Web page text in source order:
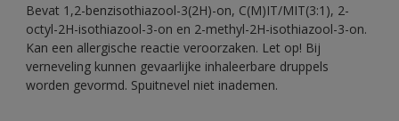
Bevat 1,2-benzisothiazool-3(2H)-on, C(M)IT/MIT(3:1), 2-
octyl-2H-isothiazool-3-on en 2-methyl-2H-isothiazool-3-on.
Kan een allergische reactie veroorzaken. Let op! Bij
verneveling kunnen gevaarlijke inhaleerbare druppels
worden gevormd. Spuitnevel niet inademen.